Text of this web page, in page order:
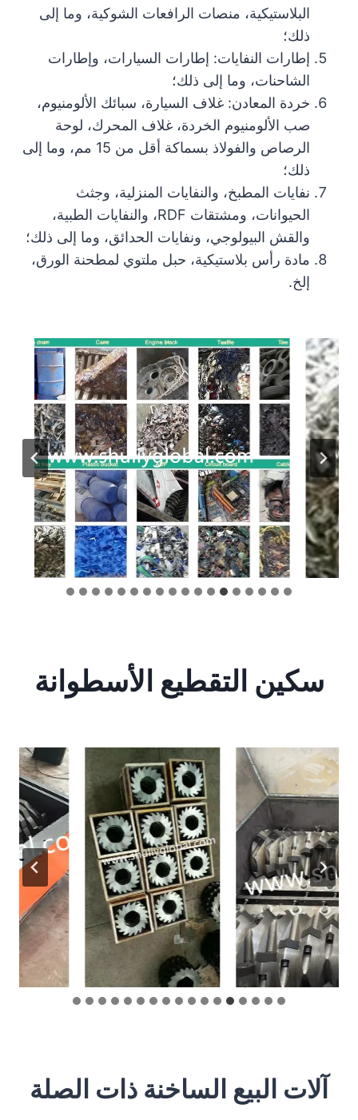
البلاستيكية، منصات الرافعات الشوكية، وما إلى
ذلك؛
إطارات النفايات: إطارات السيارات، وإطارات
الشاحنات، وما إلى ذلك؛
خردة المعادن: غلاف السيارة، سبائك الألومنيوم،
صب الألومنيوم الخردة، غلاف المحرك، لوحة
الرصاص والفولاذ بسماكة أقل من 15 مم، وما إلى
ذلك؛
نفايات المطبخ، والنفايات المنزلية، وجثث
الحيوانات، ومشتقات RDF، والنفايات الطبية،
والقش البيولوجي، ونفايات الحدائق، وما إلى ذلك؛
مادة رأس بلاستيكية، حبل ملتوي لمطحنة الورق،
إلخ.
سكين التقطيع الأسطوانة
آلات البيع الساخنة ذات الصلة